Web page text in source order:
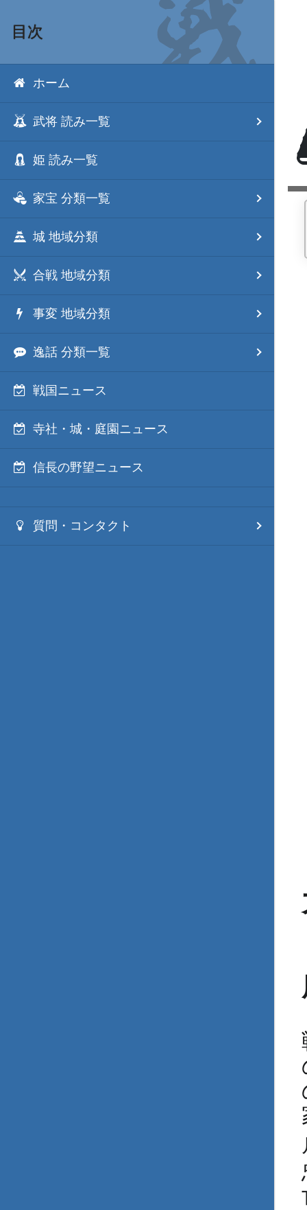
目次
ホーム
武将 読み一覧
姫 読み一覧
家宝 分類一覧
城 地域分類
合戦 地域分類
事変 地域分類
逸話 分類一覧
戦国ニュース
寺社・城・庭園ニュース
信長の野望ニュース
質問・コンタクト